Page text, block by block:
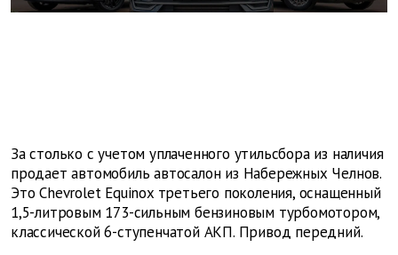
За столько с учетом уплаченного утильсбора из наличия
продает автомобиль автосалон из Набережных Челнов.
Это Chevrolet Equinox третьего поколения, оснащенный
1,5-литровым 173-сильным бензиновым турбомотором,
классической 6-ступенчатой АКП. Привод передний.